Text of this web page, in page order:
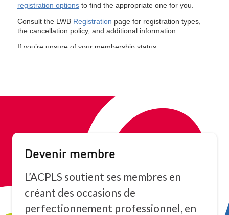
Devenir membre
L’ACPLS soutient ses membres en
créant des occasions de
perfectionnement professionnel, en